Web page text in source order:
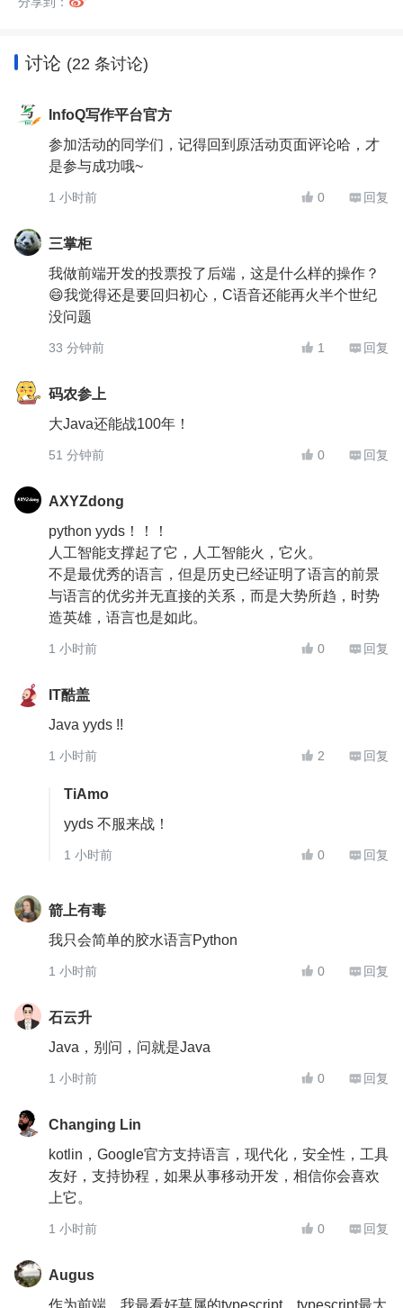
讨论 (22 条讨论)
InfoQ写作平台官方
参加活动的同学们，记得回到原活动页面评论哈，才
是参与成功哦~
1 小时前  0  回复
三掌柜
我做前端开发的投票投了后端，这是什么样的操作？
😄我觉得还是要回归初心，C语音还能再火半个世纪
没问题
33 分钟前  1  回复
码农参上
大Java还能战100年！
51 分钟前  0  回复
AXYZdong
python yyds！！！
人工智能支撑起了它，人工智能火，它火。
不是最优秀的语言，但是历史已经证明了语言的前景
与语言的优劣并无直接的关系，而是大势所趋，时势
造英雄，语言也是如此。
1 小时前  0  回复
IT酷盖
Java yyds !!
1 小时前  2  回复
TiAmo
yyds 不服来战！
1 小时前  0  回复
箭上有毒
我只会简单的胶水语言Python
1 小时前  0  回复
石云升
Java，别问，问就是Java
1 小时前  0  回复
Changing Lin
kotlin，Google官方支持语言，现代化，安全性，工具
友好，支持协程，如果从事移动开发，相信你会喜欢
上它。
1 小时前  0  回复
Augus
作为前端，我最看好莫属的typescript，typescript最大